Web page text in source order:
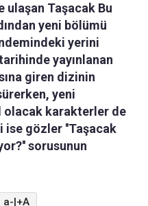
Taşacak Bu
yeni bölümü
yerini
yayınlanan
giren dizinin
yeni
olacak karakterler de
ise gözler ''Taşacak
sorusunun
a- +A